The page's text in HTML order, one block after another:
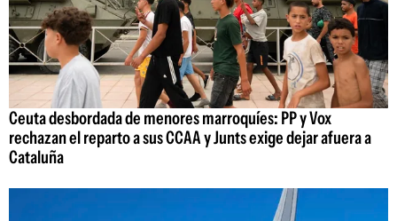
Ceuta desbordada de menores marroquíes: PP y Vox
rechazan el reparto a sus CCAA y Junts exige dejar afuera a
Cataluña